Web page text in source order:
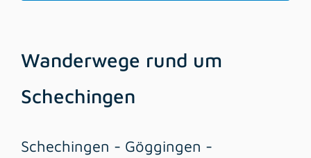
Wanderwege rund um
Schechingen
Schechingen - Göggingen -